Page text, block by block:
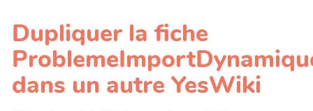
Dupliquer la fiche
dans un autre YesWiki